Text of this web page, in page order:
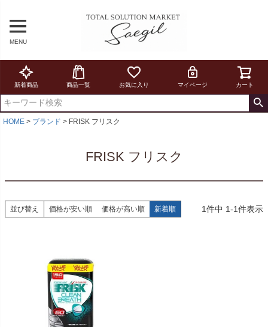
MENU
新着商品 商品一覧 お気に入り マイページ カート
HOME ブランド FRISK フリスク
FRISK フリスク
並び替え 価格が安い順 価格が高い順 新着順 1件中 1-1件表示